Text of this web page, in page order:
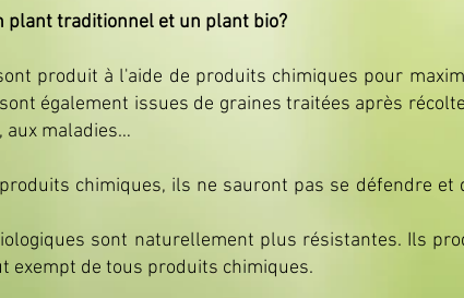
plant traditionnel et un plant bio?
produit à l'aide de produits chimiques pour
également issues de graines traitées après
aux maladies…
chimiques, ils ne sauront pas se défendre et
sont naturellement plus résistantes. Ils
exempt de tous produits chimiques.